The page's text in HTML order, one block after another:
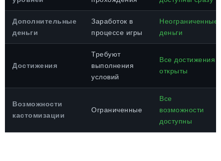
Дополнительные
деньги
Заработок в
процессе игры
Неограниченные
деньги
Достижения
Требуют
выполнения
условий
Все достижения
открыты
Возможности
кастомизации
Ограниченные
Все
возможности
доступны